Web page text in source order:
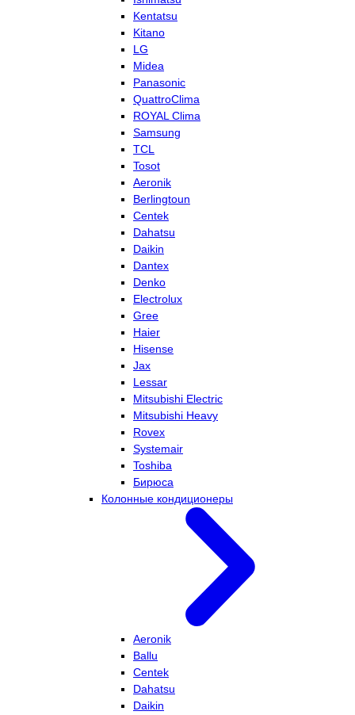
Kentatsu
Kitano
LG
Midea
Panasonic
QuattroClima
ROYAL Clima
Samsung
TCL
Tosot
Aeronik
Berlingtoun
Centek
Dahatsu
Daikin
Dantex
Denko
Electrolux
Gree
Haier
Hisense
Jax
Lessar
Mitsubishi Electric
Mitsubishi Heavy
Rovex
Systemair
Toshiba
Бирюса
Колонные кондиционеры
Aeronik
Ballu
Centek
Dahatsu
Daikin